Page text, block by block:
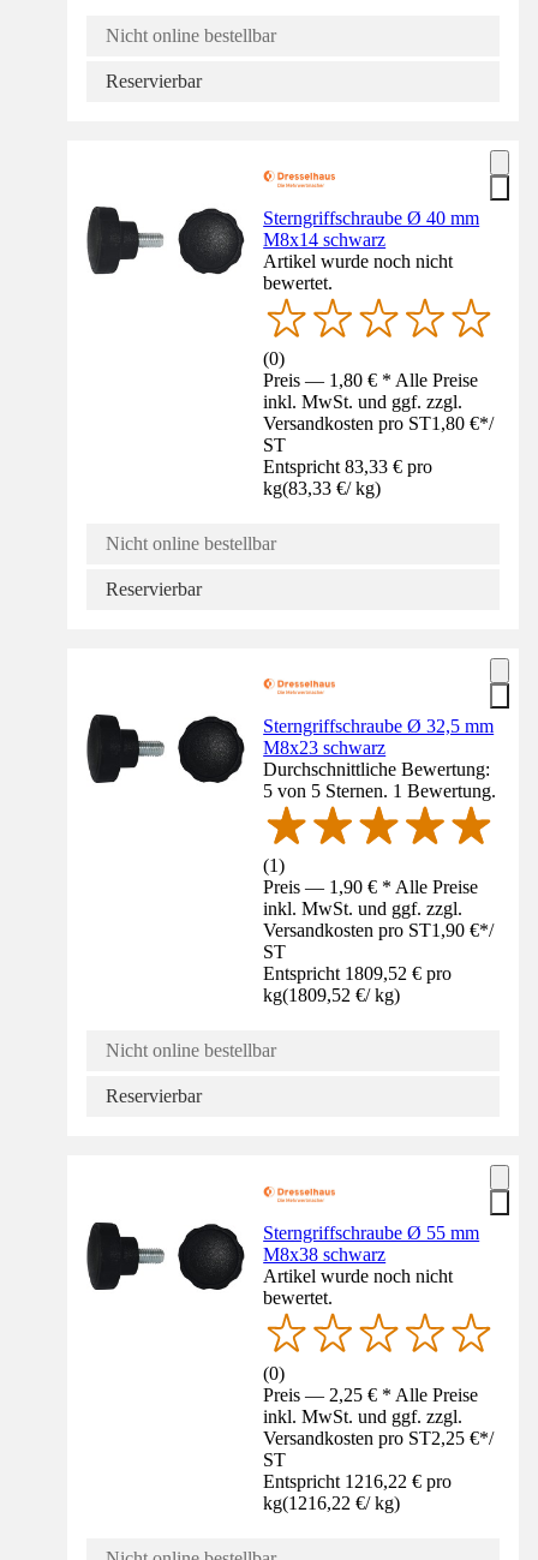
Nicht online bestellbar
Reservierbar
Sterngriffschraube Ø 40 mm
M8x14 schwarz
Artikel wurde noch nicht
bewertet.
(0)
Preis — 1,80 € * Alle Preise
inkl. MwSt. und ggf. zzgl.
Versandkosten pro ST1,80 €*/
ST
Entspricht 83,33 € pro
kg(83,33 €/ kg)
Nicht online bestellbar
Reservierbar
Sterngriffschraube Ø 32,5 mm
M8x23 schwarz
Durchschnittliche Bewertung:
5 von 5 Sternen. 1 Bewertung.
(1)
Preis — 1,90 € * Alle Preise
inkl. MwSt. und ggf. zzgl.
Versandkosten pro ST1,90 €*/
ST
Entspricht 1809,52 € pro
kg(1809,52 €/ kg)
Nicht online bestellbar
Reservierbar
Sterngriffschraube Ø 55 mm
M8x38 schwarz
Artikel wurde noch nicht
bewertet.
(0)
Preis — 2,25 € * Alle Preise
inkl. MwSt. und ggf. zzgl.
Versandkosten pro ST2,25 €*/
ST
Entspricht 1216,22 € pro
kg(1216,22 €/ kg)